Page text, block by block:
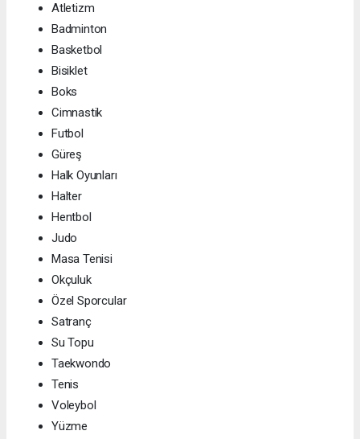
Atletizm
Badminton
Basketbol
Bisiklet
Boks
Cimnastik
Futbol
Güreş
Halk Oyunları
Halter
Hentbol
Judo
Masa Tenisi
Okçuluk
Özel Sporcular
Satranç
Su Topu
Taekwondo
Tenis
Voleybol
Yüzme